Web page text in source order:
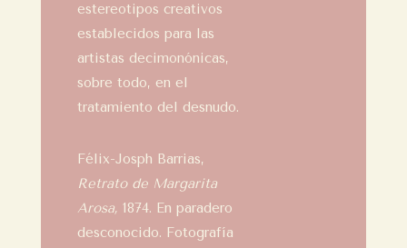
estereotipos creativos
establecidos para las
artistas decimonónicas,
sobre todo, en el
tratamiento del desnudo.
Félix-Josph Barrias,
Retrato de Margarita
Arosa, 1874. En paradero
desconocido. Fotografía